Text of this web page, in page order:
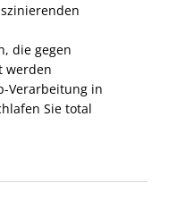
die gegen
werden
Verarbeitung in
Sie total